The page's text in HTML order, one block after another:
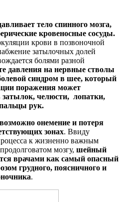
тело спинного мозга,
кровеносные сосуды.
крови в позвоночной
затылочных долей
болями разной
давления на нервные стволы
синдром в шее, который
поражения может
затылок, челюсти, лопатки,
рук.
онемение и потеря
зонах. Ввиду
к жизненно важным
мозгу, шейный
врачами как самый опасный
грудного, поясничного и
.